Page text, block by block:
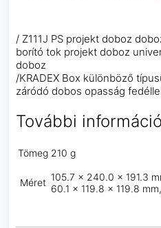
/ Z111J PS projekt doboz
borító tok projekt doboz
doboz
/KRADEX Box különböző
záródó dobos opasság
További
Tömeg 210 g
Méret 105.7 x 240.0 x 191.3
60.1 x 119.8 x 119.8